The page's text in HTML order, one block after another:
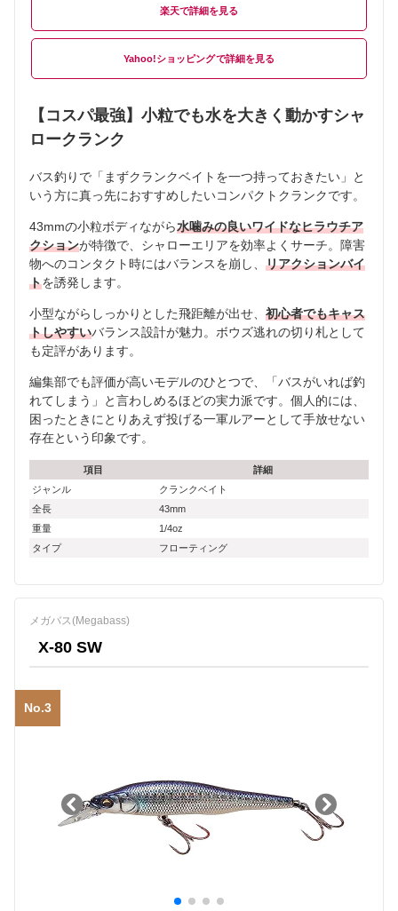
楽天
Yahoo!ショッピング
【コスパ最強】小粒でも水を大きく動かすシャ
ロークランク
バス釣りで「まずクランクベイトを一つ持っておきたい」と
いう方に真っ先におすすめしたいコンパクトクランクです。
43mmの小粒ボディながら水噛みの良いワイドなヒラウチア
クションが特徴で、シャローエリアを効率よくサーチ。障害
物へのコンタクト時にはバランスを崩し、 リアクションバイ
トを誘発します。
小型ながらしっかりとした飛距離が出せ、 初心者でもキャス
トしやすいバランス設計が魅力。ボウズ逃れの切り札として
も定評があります。
編集部でも評価が高いモデルのひとつで、「バスがいれば釣
れてしまう」と言わしめるほどの実力派です。個人的には、
困ったときにとりあえず投げる一軍ルアーとして手放せない
存在という印象です。
項目
詳細
ジャンル
クランクベイト
全長
43mm
重量
1/4oz
タイプ
フローティング
メガバス(Megabass)
X-80 SW
No.3